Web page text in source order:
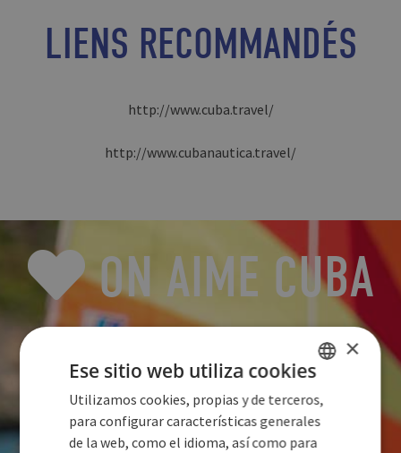
LIENS RECOMMANDÉS
http://www.cuba.travel/
http://www.cubanautica.travel/
ON AIME CUBA
AVEC VOUS
SPANISH
×
Ese sitio web utiliza cookies
Utilizamos cookies, propias y de terceros,
para configurar características generales
de la web, como el idioma, así como para